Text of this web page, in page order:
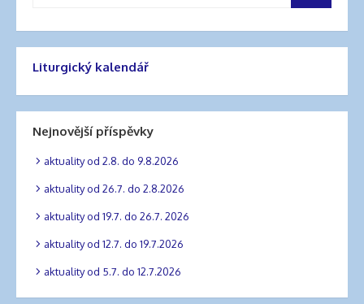
Liturgický kalendář
Nejnovější příspěvky
aktuality od 2.8. do 9.8.2026
aktuality od 26.7. do 2.8.2026
aktuality od 19.7. do 26.7. 2026
aktuality od 12.7. do 19.7.2026
aktuality od 5.7. do 12.7.2026